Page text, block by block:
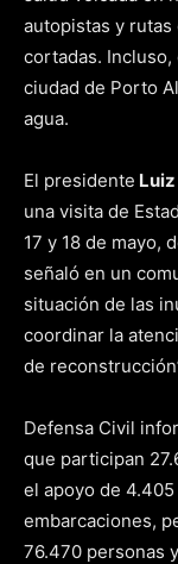
autopistas y
cortadas.
ciudad de Porto
agua.
El presidente
una visita de
17 y 18 de mayo,
señaló en un
situación de las
coordinar la
de
Defensa Civil
que participan
el apoyo de
embarcaciones,
76.470 personas